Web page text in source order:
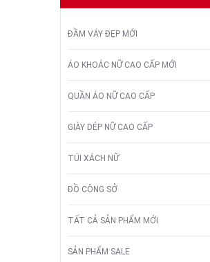
ĐẦM VÁY ĐẸP MỚI
ÁO KHOÁC NỮ CAO CẤP MỚI
QUẦN ÁO NỮ CAO CẤP
GIÀY DÉP NỮ CAO CẤP
TÚI XÁCH NỮ
ĐỒ CÔNG SỞ
TẤT CẢ SẢN PHẨM MỚI
SẢN PHẨM SALE